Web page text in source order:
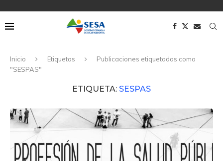
Inicio Etiquetas
Publicaciones etiquetadas como
"SESPAS"
ETIQUETA: SESPAS